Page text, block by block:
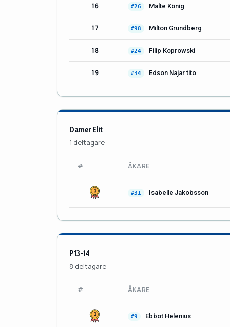
16 #26 Malte König
17 #98 Milton Grundberg
18 #24 Filip Koprowski
19 #34 Edson Najar tito
Damer Elit
1 deltagare
# ÅKARE
#31 Isabelle Jakobsson
P13-14
8 deltagare
# ÅKARE
#9 Ebbot Helenius